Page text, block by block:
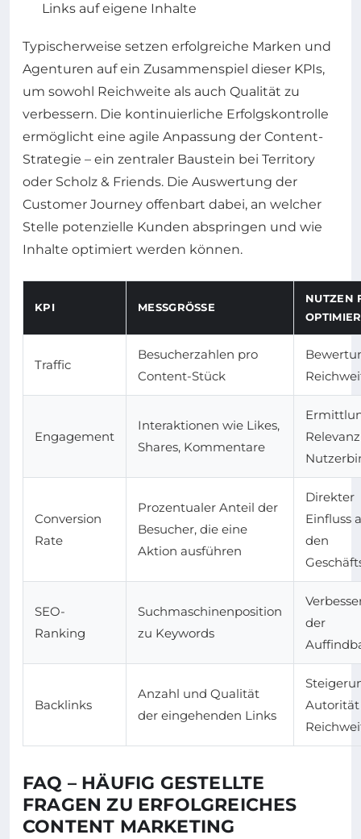
Links auf eigene Inhalte
Typischerweise setzen erfolgreiche Marken und
Agenturen auf ein Zusammenspiel dieser KPIs,
um sowohl Reichweite als auch Qualität zu
verbessern. Die kontinuierliche Erfolgskontrolle
ermöglicht eine agile Anpassung der Content-
Strategie – ein zentraler Baustein bei Territory
oder Scholz & Friends. Die Auswertung der
Customer Journey offenbart dabei, an welcher
Stelle potenzielle Kunden abspringen und wie
Inhalte optimiert werden können.
KPI MESSGRÖSSE
NUTZEN
Traffic
Besucherzahlen pro
Content-Stück
Engagement
Interaktionen wie Likes,
Shares, Kommentare
Conversion
Rate
Prozentualer Anteil der
Besucher, die eine
Aktion ausführen
Direkter
Einfluss
den
SEO-
Ranking
Suchmaschinenposition
zu Keywords
der
Backlinks
Anzahl und Qualität
der eingehenden Links
FAQ – HÄUFIG GESTELLTE
FRAGEN ZU ERFOLGREICHES
CONTENT MARKETING